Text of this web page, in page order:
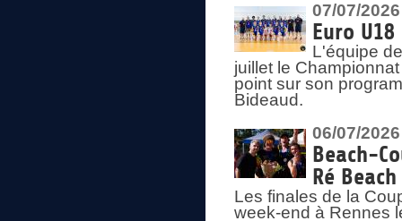
07/07/2026
Euro
L'équipe
juillet le
point sur son
Bideaud.
06/07/2026
Beach-
Ré
Les finales de la
week-end à Rennes